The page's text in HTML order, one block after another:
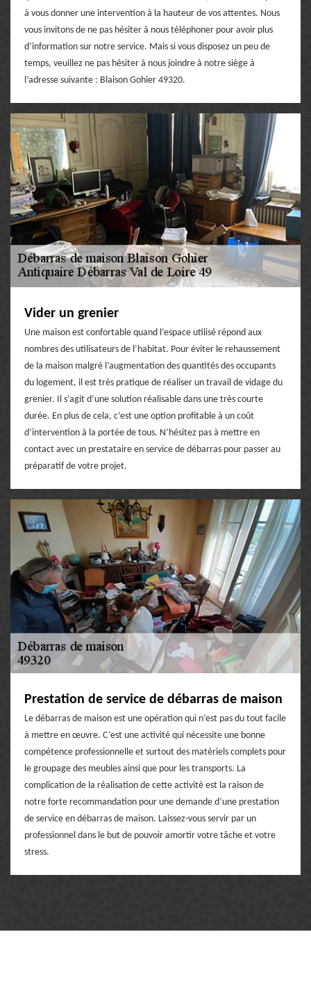
à vous donner une intervention à la hauteur de vos attentes. Nous
vous invitons de ne pas hésiter à nous téléphoner pour avoir plus
d’information sur notre service. Mais si vous disposez un peu de
temps, veuillez ne pas hésiter à nous joindre à notre siège à
l’adresse suivante : Blaison Gohier 49320.
Vider un grenier
Une maison est confortable quand l’espace utilisé répond aux
nombres des utilisateurs de l’habitat. Pour éviter le rehaussement
de la maison malgré l’augmentation des quantités des occupants
du logement, il est très pratique de réaliser un travail de vidage du
grenier. Il s’agit d’une solution réalisable dans une très courte
durée. En plus de cela, c’est une option profitable à un coût
d’intervention à la portée de tous. N’hésitez pas à mettre en
contact avec un prestataire en service de débarras pour passer au
préparatif de votre projet.
Prestation de service de débarras de maison
Le débarras de maison est une opération qui n’est pas du tout facile
à mettre en œuvre. C’est une activité qui nécessite une bonne
compétence professionnelle et surtout des matériels complets pour
le groupage des meubles ainsi que pour les transports. La
complication de la réalisation de cette activité est la raison de
notre forte recommandation pour une demande d’une prestation
de service en débarras de maison. Laissez-vous servir par un
professionnel dans le but de pouvoir amortir votre tâche et votre
stress.